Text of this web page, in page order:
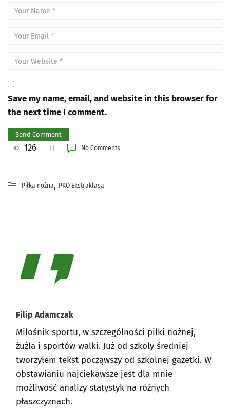
Save my name, email, and website in this browser for
the next time I comment.
126 No Comments
Piłka nożna, PKO Ekstraklasa
Filip Adamczak
Miłośnik sportu, w szczególności piłki nożnej,
żużla i sportów walki. Już od szkoły średniej
tworzyłem tekst począwszy od szkolnej gazetki. W
obstawianiu najciekawsze jest dla mnie
możliwość analizy statystyk na różnych
płaszczyznach.